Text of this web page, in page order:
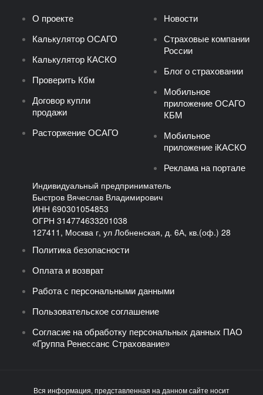
О проекте
Калькулятор ОСАГО
Калькулятор КАСКО
Проверить Кбм
Договор купли
продажи
Расторжение ОСАГО
Новости
Страховые компании
России
Блог о страховании
Мобильное
приложение ОСАГО
КБМ
Мобильное
приложение iКАСКО
Реклама на портале
Индивидуальный предприниматель
Быстров Вячеслав Владимирович
ИНН 690301054853
ОГРН 314774633201038
127411, Москва г, ул Лобненская, д. 6А, кв.(оф.) 28
Политика безопасности
Оплата и возврат
Работа с персональными данными
Пользовательское соглашение
Согласие на обработку персональных данных ПАО
«Группа Ренессанс Страхование»
Вся информация, представленная на данном сайте носит